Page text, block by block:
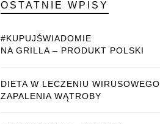
OSTATNIE WPISY
#KUPUJŚWIADOMIE
NA GRILLA – PRODUKT POLSKI
DIETA W LECZENIU WIRUSOWEGO
ZAPALENIA WĄTROBY